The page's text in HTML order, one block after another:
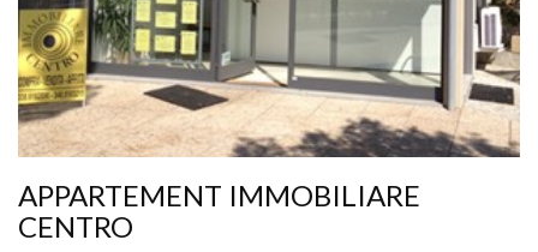
APPARTEMENT IMMOBILIARE
CENTRO